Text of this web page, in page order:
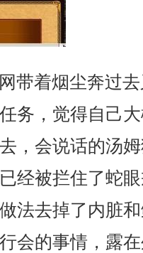
带着烟尘奔过
务，觉得自己
，会说话的汤
经被拦住了蛇
法去掉了内脏
会的事情，露